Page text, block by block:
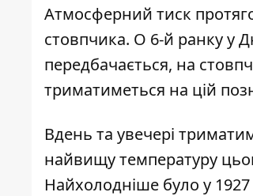
Атмосферний тиск
стовпчика. О 6-й ранку у
передбачається, на
триматиметься на цій
Вдень та увечері
найвищу температуру
Найхолодніше було у